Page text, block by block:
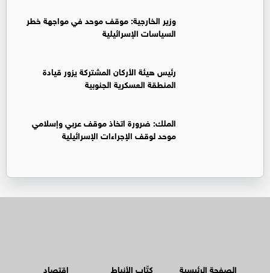
وزير الخارجية: موقف موحد في مواجهة خطر
السياسات الإسرائيلية
رئيس هيئة الأركان المشتركة يزور قيادة
المنطقة العسكرية الجنوبية
الملك: ضرورة اتخاذ موقف عربي وإسلامي
موحد لوقف الإجراءات الإسرائيلية
الصفحة الرئيسية كتّاب الأنباط اقتصاد